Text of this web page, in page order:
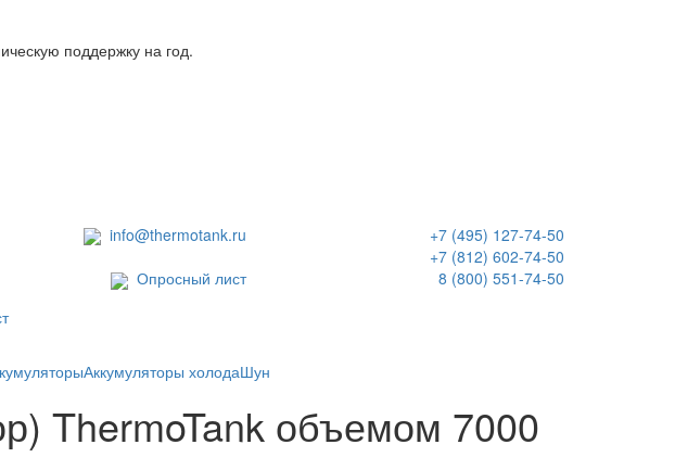
поддержку на год.
info@thermotank.ru
Опросный лист
+7 (495) 127-74-50
+7 (812) 602-74-50
8 (800) 551-74-50
Аккумуляторы холодаШун
ThermoTank объемом 7000